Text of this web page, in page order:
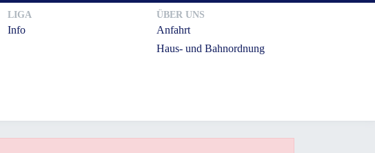
LIGA
Info
ÜBER UNS
Anfahrt
Haus- und Bahnordnung